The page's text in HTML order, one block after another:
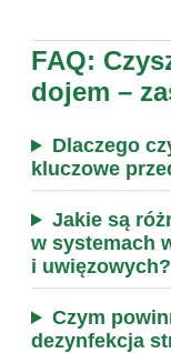
FAQ:
dojem –
Dlaczego
kluczowe
Jakie są
w systemach
i uwięzowych?
Czym
dezynfekcja